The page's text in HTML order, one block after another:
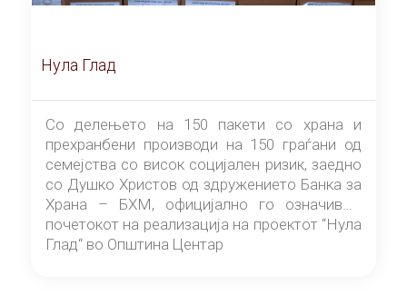
Нула Глад
Со делењето на 150 пакети со храна и
прехранбени производи на 150 граѓани од
семејства со висок социјален ризик, заедно
со Душко Христов од здружението Банка за
Храна – БХМ, официјално го означивме
почетокот на реализација на проектот “Нула
Глад“ во Општина Центар